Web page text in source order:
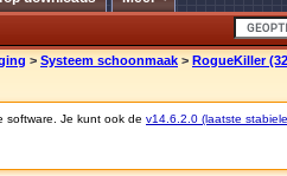
> Systeem schoonmaak > RogueKiller
software. Je kunt ook de v14.6.2.0 (laatste